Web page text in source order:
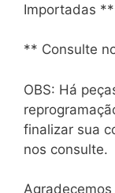
Importadas
** Consulte
OBS: Há
finalizar sua
nos consulte.